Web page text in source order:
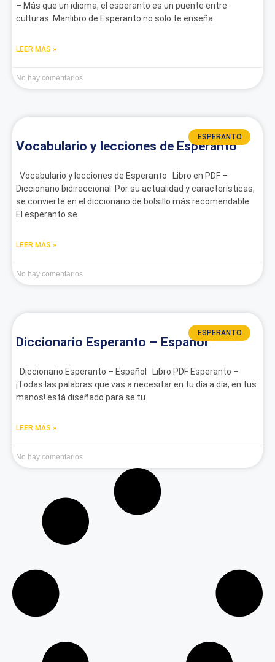
– Más que un idioma, el esperanto es un puente entre
culturas. Manlibro de Esperanto no solo te enseña
LEER MÁS »
No hay comentarios
ESPERANTO
Vocabulario y lecciones de Esperanto
Vocabulario y lecciones de Esperanto Libro en PDF –
Diccionario bidireccional. Por su actualidad y características,
se convierte en el diccionario de bolsillo más recomendable.
El esperanto se
LEER MÁS »
No hay comentarios
ESPERANTO
Diccionario Esperanto – Español
Diccionario Esperanto – Español Libro PDF Esperanto –
¡Todas las palabras que vas a necesitar en tu día a día, en tus
manos! está diseñado para se tu
LEER MÁS »
No hay comentarios